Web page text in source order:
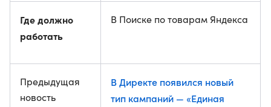
Где должно
работать
В Поиске по товарам Яндекса
Предыдущая
новость
В Директе появился новый
тип кампаний — «Единая